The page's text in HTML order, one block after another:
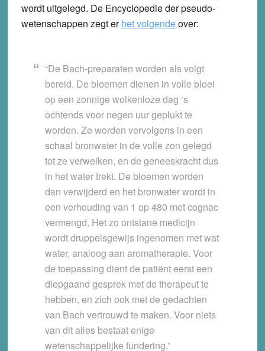
wordt uitgelegd. De Encyclopedie der pseudo-
wetenschappen zegt erhet volgendeover:
“De Bach-preparaten worden als volgt
bereid. De bloemen dienen in volle bloei
op een zonnige wolkenloze dag ‘s
ochtends voor negen uur geplukt te
worden. Ze worden vervolgens in een
schaal bronwater in de volle zon gelegd
tot ze verwelken, en de geneeskracht dus
in het water trekt. De bloemen worden
dan verwijderd en het bronwater wordt in
een verhouding van 1 op 480 met cognac
vermengd. Het zo ontstane medicijn
wordt druppelsgewijs ingenomen met wat
water, analoog aan aromatherapie. Voor
de toepassing dient de patiënt eerst een
diepgaand gesprek met de therapeut te
hebben, en zich ook met de gedachten
van Bach vertrouwd te maken. Voor niets
van dit alles bestaat enige
wetenschappelijke fundering.”